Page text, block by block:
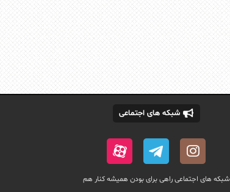
شبکه های اجتماعی
شبکه های اجتماعی راهی برای بودن همیشه کنار هم